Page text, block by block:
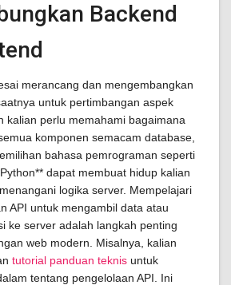
Backend
merancang dan mengembangkan
untuk pertimbangan aspek
kalian perlu memahami bagaimana
komponen semacam database,
bahasa pemrograman seperti
dapat membuat hidup kalian
logika server. Mempelajari
API untuk mengambil data atau
ke server adalah langkah penting
web modern. Misalnya, kalian
tutorial panduan teknis untuk
tentang pengelolaan API. Ini